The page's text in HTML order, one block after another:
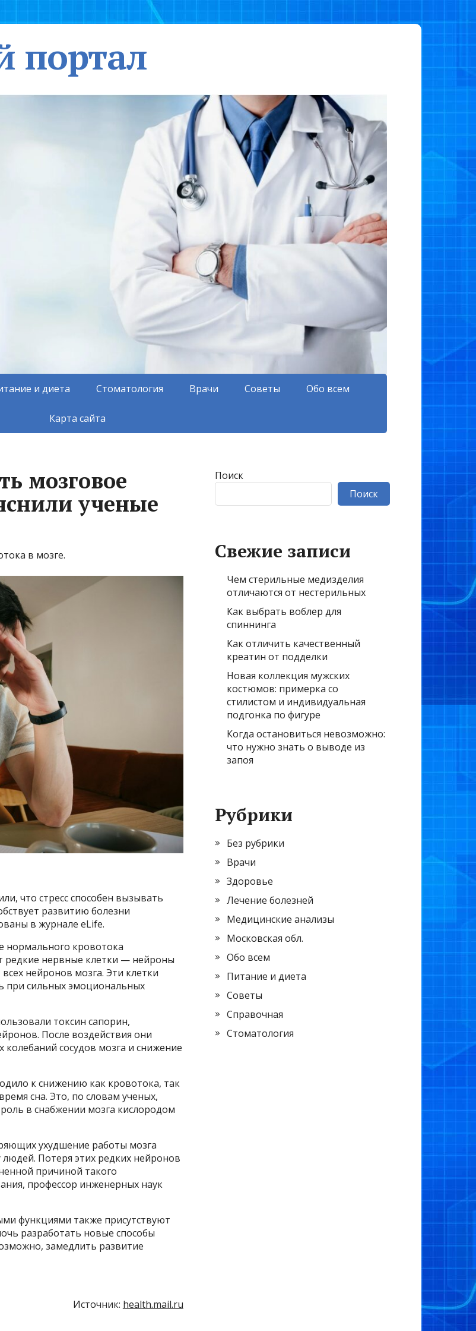
портал
и диета Стоматология Врачи Советы Обо всем
Карта сайта
мозговое
ученые
в мозге.
что стресс способен вызывать
развитию болезни
в журнале eLife.
нормального кровотока
редкие нервные клетки — нейроны
нейронов мозга. Эти клетки
при сильных эмоциональных
токсин сапорин,
После воздействия они
сосудов мозга и снижение
к снижению как кровотока, так
сна. Это, по словам ученых,
в снабжении мозга кислородом
ухудшение работы мозга
Потеря этих редких нейронов
причиной такого
профессор инженерных наук
функциями также присутствуют
разработать новые способы
замедлить развитие
Источник: health.mail.ru
Поиск
Поиск
Свежие записи
Чем стерильные медизделия
отличаются от нестерильных
Как выбрать воблер для
спиннинга
Как отличить качественный
креатин от подделки
Новая коллекция мужских
костюмов: примерка со
стилистом и индивидуальная
подгонка по фигуре
Когда остановиться невозможно:
что нужно знать о выводе из
запоя
Рубрики
Без рубрики
Врачи
Здоровье
Лечение болезней
Медицинские анализы
Московская обл.
Обо всем
Питание и диета
Советы
Справочная
Стоматология